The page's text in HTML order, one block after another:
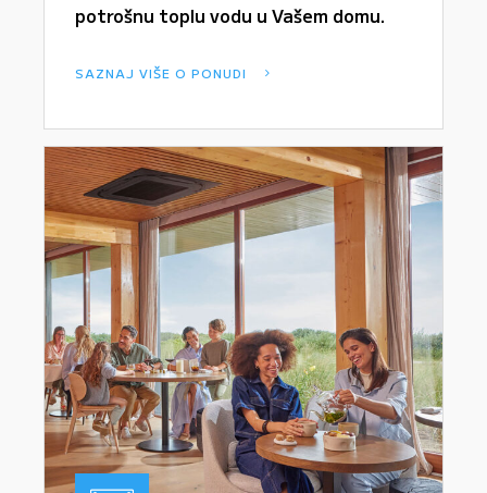
potrošnu toplu vodu u Vašem domu.
SAZNAJ VIŠE O PONUDI